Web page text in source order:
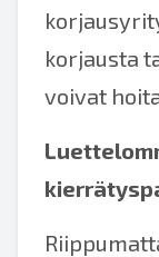
korjausta
voivat